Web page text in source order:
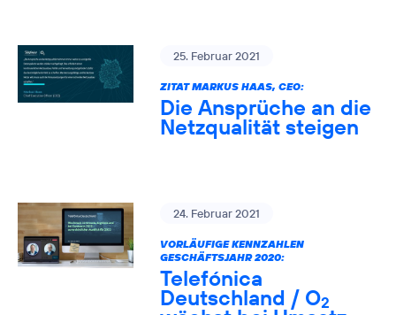
25. Februar 2021
ZITAT MARKUS HAAS, CEO:
Die Ansprüche an die
Netzqualität steigen
24. Februar 2021
VORLÄUFIGE KENNZAHLEN
GESCHÄFTSJAHR 2020:
Telefónica
Deutschland / O2